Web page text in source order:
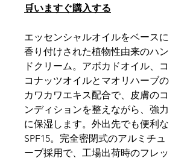
🛒いますぐ購入する
エッセンシャルオイルをベースに
香り付けされた植物性由来のハン
ドクリーム。アボカドオイル、コ
コナッツオイルとマオリハーブの
カワカワエキス配合で、皮膚のコ
ンディションを整えながら、強力
に保湿します。外出先でも便利な
SPF15。完全密閉式のアルミチュ
ーブ採用で、工場出荷時のフレッ